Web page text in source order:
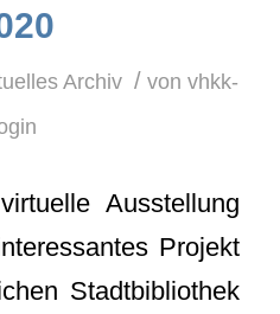
Archiv / vonvhkk-
Ausstellung
Projekt
Stadtbibliothek